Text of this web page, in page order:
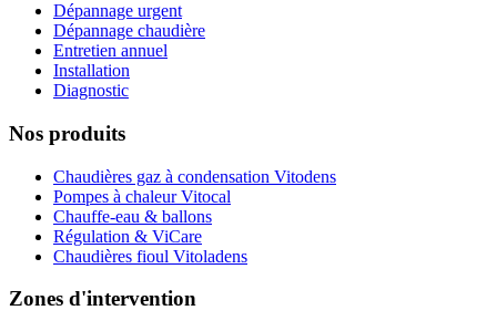
Dépannage urgent
Dépannage chaudière
Entretien annuel
Installation
Diagnostic
Nos produits
Chaudières gaz à condensation Vitodens
Pompes à chaleur Vitocal
Chauffe-eau & ballons
Régulation & ViCare
Chaudières fioul Vitoladens
Zones d'intervention